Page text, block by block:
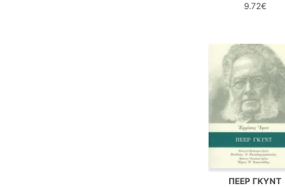
9.72€
ΠΕΕΡ ΓΚΥΝΤ